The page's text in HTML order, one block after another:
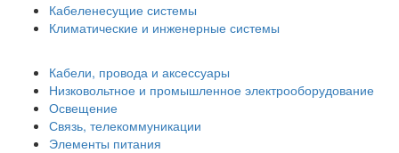
Кабеленесущие системы
Климатические и инженерные системы
Кабели, провода и аксессуары
Низковольтное и промышленное электрооборудование
Освещение
Связь, телекоммуникации
Элементы питания